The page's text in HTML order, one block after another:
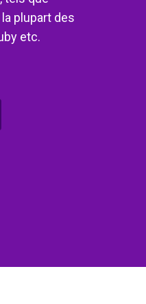
plupart des
etc.